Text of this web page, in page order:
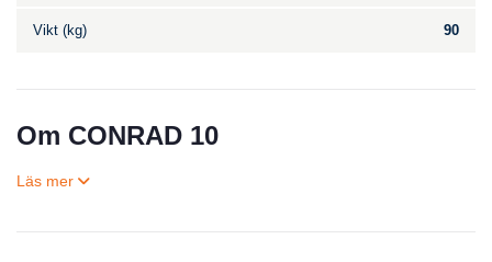
Vikt (kg) 90
Om CONRAD 10